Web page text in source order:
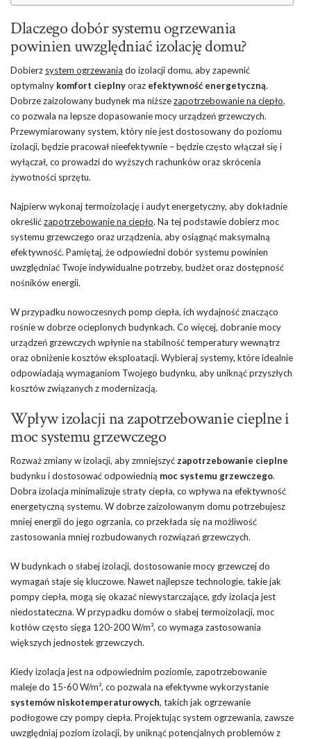
Dlaczego dobór systemu ogrzewania
powinien uwzględniać izolację domu?
Dobierz system ogrzewania do izolacji domu, aby zapewnić
optymalny komfort cieplnyoraz efektywność energetyczną.
Dobrze zaizolowany budynek ma niższezapotrzebowanie na ciepło,
co pozwala na lepsze dopasowanie mocy urządzeń grzewczych.
Przewymiarowany system, który nie jest dostosowany do poziomu
izolacji, będzie pracował nieefektywnie – będzie często włączał się i
wyłączał, co prowadzi do wyższych rachunków oraz skrócenia
żywotności sprzętu.
Najpierw wykonaj termoizolację i audyt energetyczny, aby dokładnie
określićzapotrzebowanie na ciepło. Na tej podstawie dobierz moc
systemu grzewczego oraz urządzenia, aby osiągnąć maksymalną
efektywność. Pamiętaj, że odpowiedni dobór systemu powinien
uwzględniać Twoje indywidualne potrzeby, budżet oraz dostępność
nośników energii.
W przypadku nowoczesnych pomp ciepła, ich wydajność znacząco
rośnie w dobrze ocieplonych budynkach. Co więcej, dobranie mocy
urządzeń grzewczych wpłynie na stabilność temperatury wewnątrz
oraz obniżenie kosztów eksploatacji. Wybieraj systemy, które idealnie
odpowiadają wymaganiom Twojego budynku, aby uniknąć przyszłych
kosztów związanych z modernizacją.
Wpływ izolacji na zapotrzebowanie cieplne i
moc systemu grzewczego
Rozważ zmiany w izolacji, aby zmniejszyć zapotrzebowanie cieplne
budynku i dostosować odpowiednią moc systemu grzewczego.
Dobra izolacja minimalizuje straty ciepła, co wpływa na efektywność
energetyczną systemu. W dobrze zaizolowanym domu potrzebujesz
mniej energii do jego ogrzania, co przekłada się na możliwość
zastosowania mniej rozbudowanych rozwiązań grzewczych.
W budynkach o słabej izolacji, dostosowanie mocy grzewczej do
wymagań staje się kluczowe. Nawet najlepsze technologie, takie jak
pompy ciepła, mogą się okazać niewystarczające, gdy izolacja jest
niedostateczna. W przypadku domów o słabej termoizolacji, moc
kotłów często sięga 120-200 W/m², co wymaga zastosowania
większych jednostek grzewczych.
Kiedy izolacja jest na odpowiednim poziomie, zapotrzebowanie
maleje do 15-60 W/m², co pozwala na efektywne wykorzystanie
systemów niskotemperaturowych, takich jak ogrzewanie
podłogowe czy pompy ciepła. Projektując system ogrzewania, zawsze
uwzględniaj poziom izolacji, by uniknąć potencjalnych problemów z